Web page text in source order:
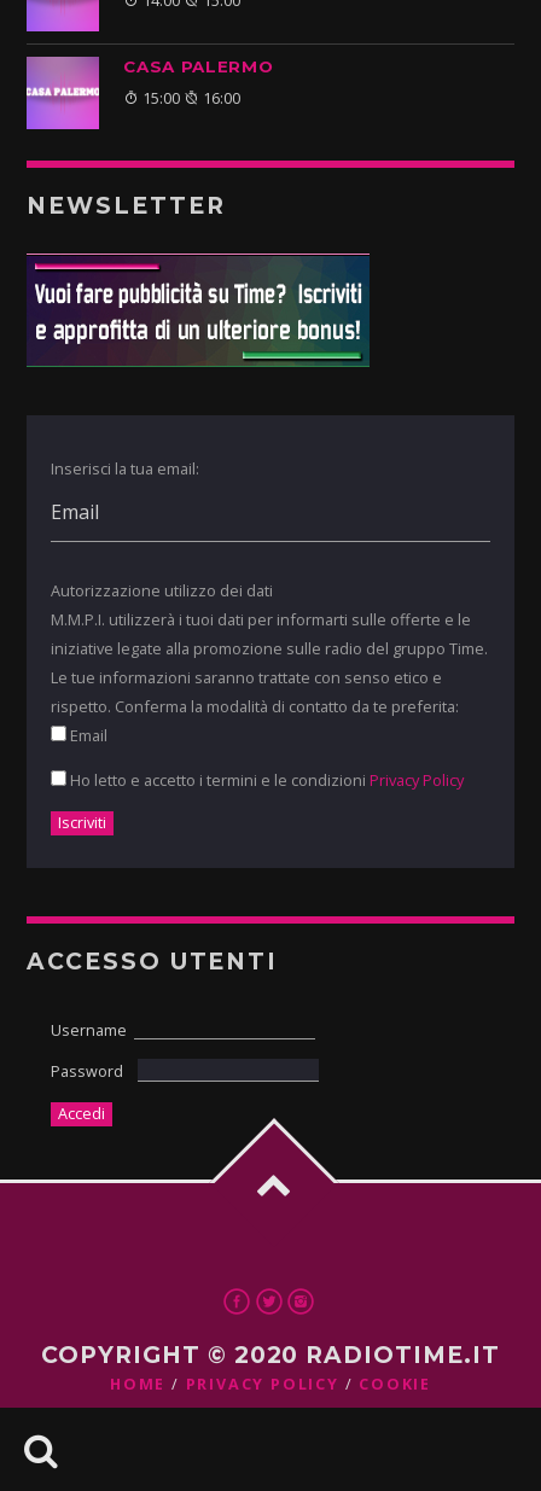
CASA PALERMO
15:00 16:00
NEWSLETTER
Inserisci la tua email:
Autorizzazione utilizzo dei dati
M.M.P.I. utilizzerà i tuoi dati per informarti sulle offerte e le
iniziative legate alla promozione sulle radio del gruppo Time.
Le tue informazioni saranno trattate con senso etico e
rispetto. Conferma la modalità di contatto da te preferita:
Email
Ho letto e accetto i termini e le condizioni Privacy Policy
ACCESSO UTENTI
Username
Password
COPYRIGHT © 2020 RADIOTIME.IT
HOME PRIVACY POLICY COOKIE